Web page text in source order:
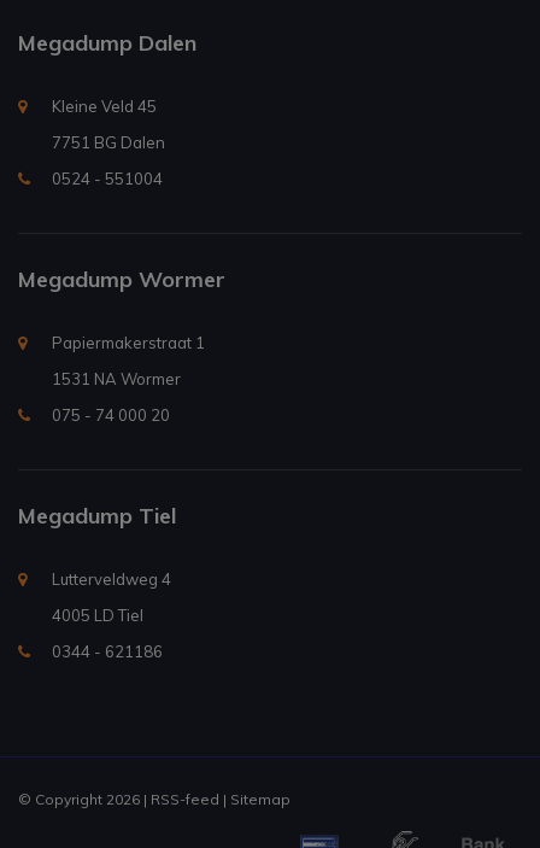
Megadump Dalen
Kleine Veld 45
7751 BG Dalen
0524 - 551004
Megadump Wormer
Papiermakerstraat 1
1531 NA Wormer
075 - 74 000 20
Megadump Tiel
Lutterveldweg 4
4005 LD Tiel
0344 - 621186
© Copyright 2026 | RSS-feed | Sitemap